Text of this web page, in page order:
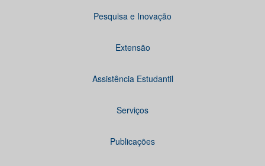
Pesquisa e Inovação
Extensão
Assistência Estudantil
Serviços
Publicações